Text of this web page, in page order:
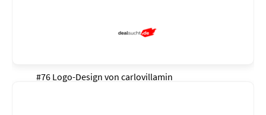
#76 Logo-Design von carlovillamin